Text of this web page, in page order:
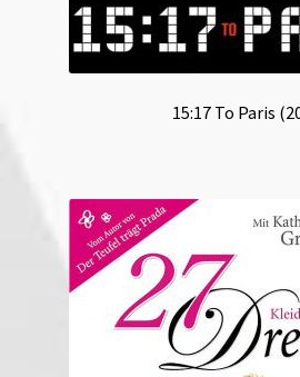
15:17 To Paris